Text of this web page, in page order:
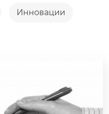
Инновации